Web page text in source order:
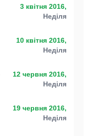
3 квітня 2016,
Неділя
10 квітня 2016,
Неділя
12 червня 2016,
Неділя
19 червня 2016,
Неділя